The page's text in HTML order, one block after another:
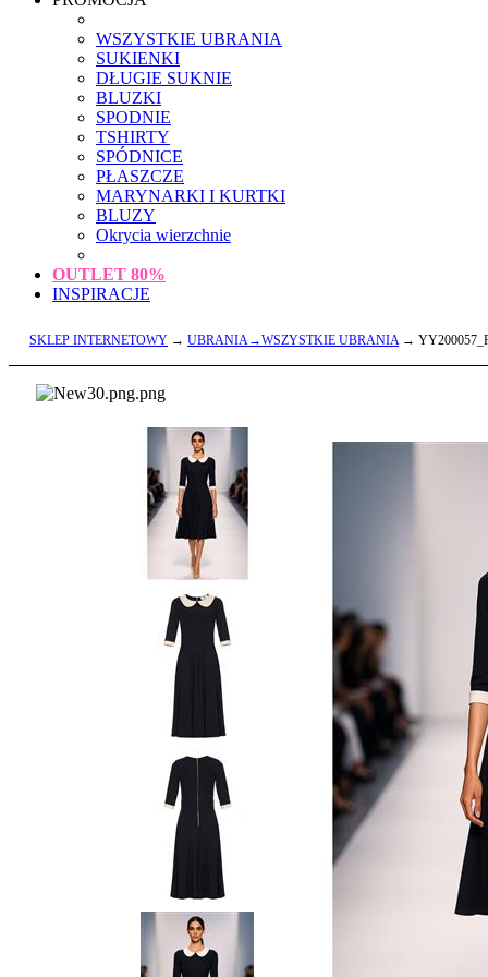
WSZYSTKIE UBRANIA
SUKIENKI
DŁUGIE SUKNIE
BLUZKI
SPODNIE
TSHIRTY
SPÓDNICE
PŁASZCZE
MARYNARKI I KURTKI
BLUZY
Okrycia wierzchnie
OUTLET 80%
INSPIRACJE
SKLEP INTERNETOWY → UBRANIA→WSZYSTKIE UBRANIA→